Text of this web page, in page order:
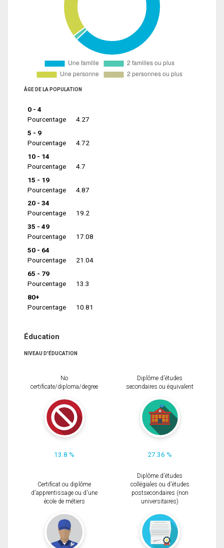
ÂGE DE LA POPULATION
0 - 4
Pourcentage
4.27
5 - 9
Pourcentage
4.72
10 - 14
Pourcentage
4.7
15 - 19
Pourcentage
4.87
20 - 34
Pourcentage
19.2
35 - 49
Pourcentage
17.08
50 - 64
Pourcentage
21.04
65 - 79
Pourcentage
13.3
80+
Pourcentage
10.81
Éducation
NIVEAU D'ÉDUCATION
No
certificate/diploma/degree
13.8 %
Diplôme d'études
secondaires ou équivalent
27.36 %
Certificat ou diplôme
d'apprentissage ou d'une
école de métiers
Diplôme d'études
collégiales ou d'études
postsecondaires (non
universitaires)